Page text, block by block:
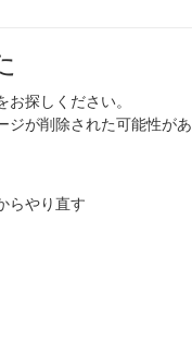
探しください。
ジが削除された可能性があ
らやり直す